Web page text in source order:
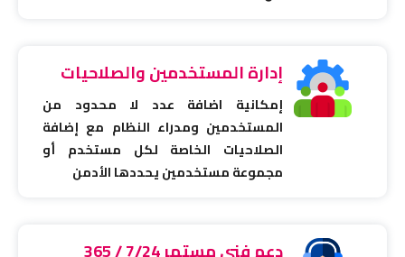
إدارة المستخدمين والصلاحيات
إمكانية اضافة عدد لا محدود من
المستخدمين ومدراء النظام مع إضافة
الصلاحيات الخاصة لكل مستخدم أو
مجموعة مستخدمين يحددها الأدمن